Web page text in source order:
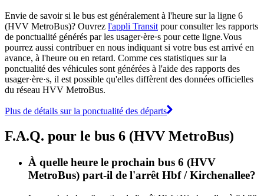
Envie de savoir si le bus est généralement à l'heure sur la ligne 6
(HVV MetroBus)? Ouvrez l'appli Transit pour consulter les rapports
de ponctualité générés par les usager·ère·s pour cette ligne.Vous
pourrez aussi contribuer en nous indiquant si votre bus est arrivé en
avance, à l'heure ou en retard. Comme ces statistiques sur la
ponctualité des véhicules sont générées à l'aide des rapports des
usager·ère·s, il est possible qu'elles diffèrent des données officielles
du réseau HVV MetroBus.
Plus de détails sur la ponctualité des départs
F.A.Q. pour le bus 6 (HVV MetroBus)
À quelle heure le prochain bus 6 (HVV
MetroBus) part-il de l'arrêt Hbf / Kirchenallee?